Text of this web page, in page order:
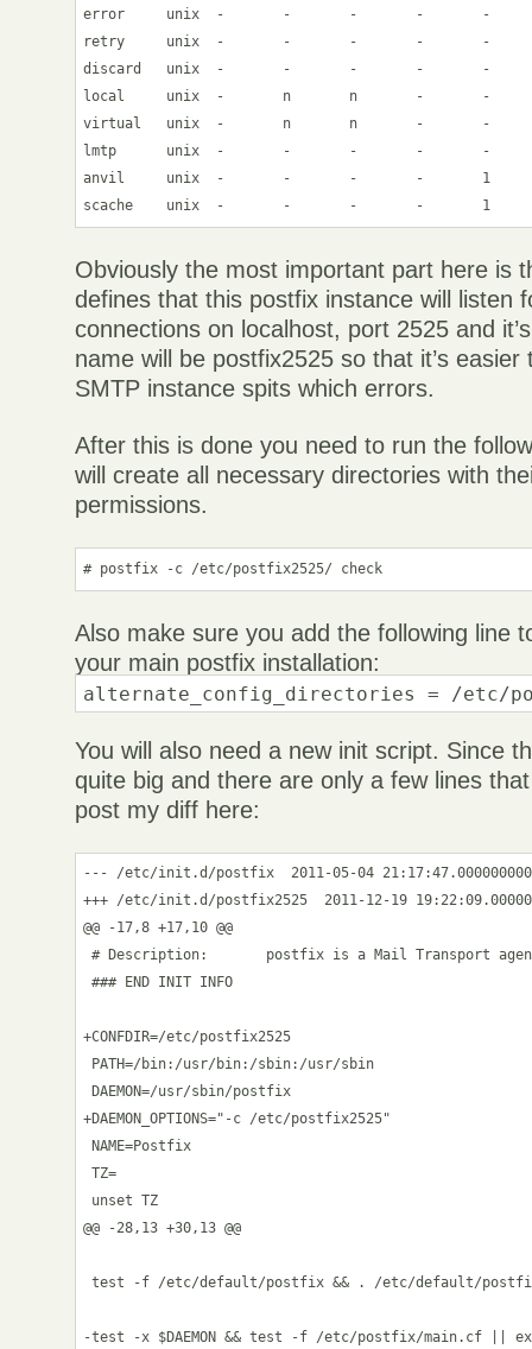
error     unix  -       -       -       -       -
retry     unix  -       -       -       -       -
discard   unix  -       -       -       -       -
local     unix  -       n       n       -       -
virtual   unix  -       n       n       -       -
lmtp      unix  -       -       -       -       -
anvil     unix  -       -       -       -       1
scache    unix  -       -       -       -       1
Obviously the most important part here is
defines that this postfix instance will listen
connections on localhost, port 2525 and
name will be postfix2525 so that it’s
SMTP instance spits which errors.
After this is done you need to run the
will create all necessary directories with
permissions.
Also make sure you add the following line
your main postfix installation:
alternate_config_directories = /etc/
You will also need a new init script. Since
quite big and there are only a few lines
post my diff here:
--- /etc/init.d/postfix  2011-05-04 21:17:47.000000000
+++ /etc/init.d/postfix2525  2011-12-19
@@ -17,8 +17,10 @@
# Description:       postfix is a Mail Transport
### END INIT INFO
+CONFDIR=/etc/postfix2525
PATH=/bin:/usr/bin:/sbin:/usr/sbin
DAEMON=/usr/sbin/postfix
+DAEMON_OPTIONS="-c /etc/postfix2525"
NAME=Postfix
TZ=
unset TZ
@@ -28,13 +30,13 @@
test -f /etc/default/postfix && . /etc/default/
-test -x $DAEMON && test -f /etc/postfix/main.cf ||